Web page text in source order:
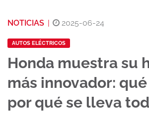
NOTICIAS | 2025-06-24
AUTOS ELÉCTRICOS
Honda muestra su
más innovador:
por qué se lleva